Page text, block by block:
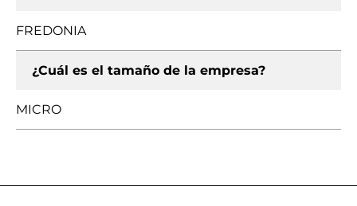
FREDONIA
¿Cuál es el tamaño de la empresa?
MICRO